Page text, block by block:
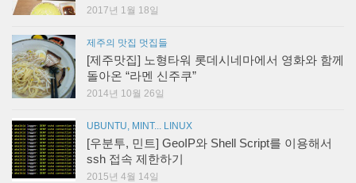
2017년 1월 18일
제주의 맛집 멋집들
[제주맛집] 노형타워 롯데시네마에서 영화와 함께
돌아온 “라멘 신주쿠”
2014년 10월 26일
UBUNTU, MINT... LINUX
[우분투, 민트] GeoIP와 Shell Script를 이용해서
ssh 접속 제한하기
2015년 4월 14일